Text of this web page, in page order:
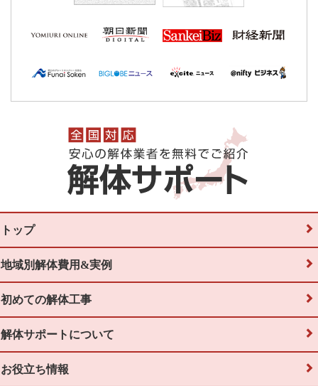
トップ
地域別解体費用&実例
初めての解体工事
解体サポートについて
お役立ち情報